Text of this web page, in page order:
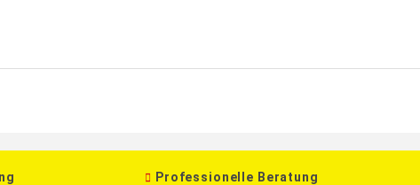
Professionelle Beratung